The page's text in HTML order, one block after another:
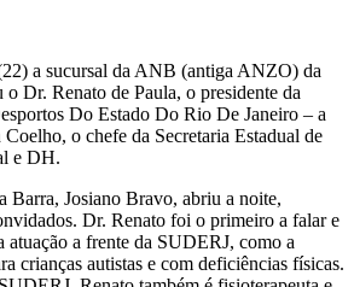
a sucursal da ANB (antiga ANZO) da
Dr. Renato de Paula, o presidente da
Do Estado Do Rio De Janeiro – a
o chefe da Secretaria Estadual de
e DH.
Barra, Josiano Bravo, abriu a noite,
Dr. Renato foi o primeiro a falar e
atuação a frente da SUDERJ, como a
crianças autistas e com deficiências físicas.